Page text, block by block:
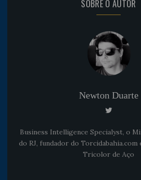
SOBRE O AUTOR
Newton Duarte
Business Intelligence Specialyst, o
do RJ, fundador do Torcidabahia.com
Tricolor de Aço